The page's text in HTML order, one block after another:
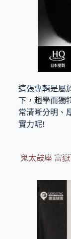
這張專輯是屬
下，趙學而獨
常清晰分明、
實力呢!
鬼太鼓座 富